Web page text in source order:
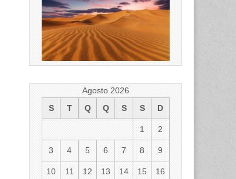
Agosto 2026
S
T Q Q S S D
1 2
3 4 5 6 7 8 9
10 11 12 13 14 15 16